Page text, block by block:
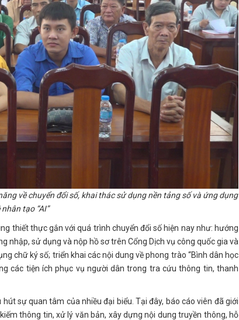
về chuyển đổi số, khai thác sử dụng nền tảng số và ứng dụng
nhân tạo “AI”
thiết thực gắn với quá trình chuyển đổi số hiện nay như: hướng
nhập, sử dụng và nộp hồ sơ trên Cổng Dịch vụ công quốc gia và
chữ ký số; triển khai các nội dung về phong trào “Bình dân học
các tiện ích phục vụ người dân trong tra cứu thông tin, thanh
sự quan tâm của nhiều đại biểu. Tại đây, báo cáo viên đã giới
thông tin, xử lý văn bản, xây dựng nội dung truyền thông, hỗ